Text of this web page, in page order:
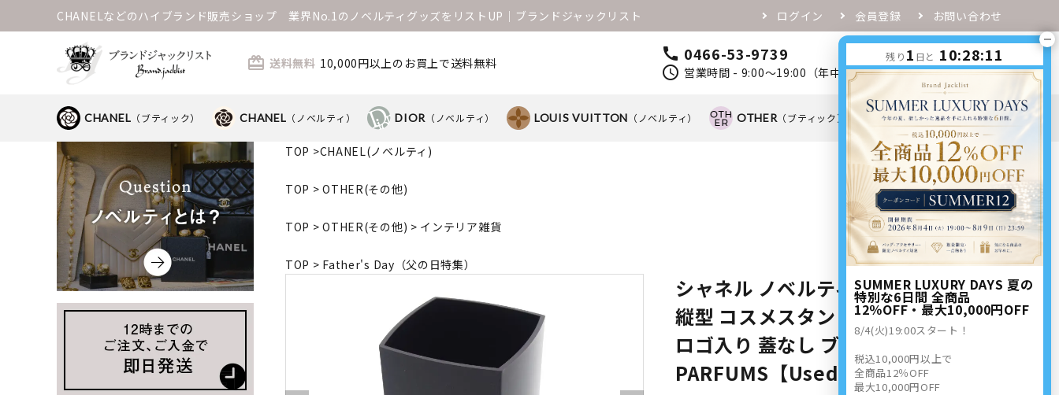
CHANELなどのハイブランド販売ショップ 業界No.1のノベルティグッズをリストUP│ブランドジャックリスト ログイン 会員登録 お問い合わせ
card_giftcard 送料無料 10,000円以上のお買上で送料無料 call 0466-53-9739
schedule 営業時間 - 9:00～19:00（年中無休） favorite person 0
shopping_cart
CHANEL （ブティック） CHANEL （ノベルティ） DIOR （ノベルティ） LOUIS VUITTON （ノベルティ） OTHER （ブティック） OTHER（ノベルティ）
TOP >CHANEL(ノベルティ)
TOP > OTHER(その他)
TOP > OTHER(その他) > インテリア雑貨
TOP > Father's Day（父の日特集）
シャネル ノベルティ アクリルケース
縦型 コスメスタンド 小物入れ 底部分
ロゴ入り 蓋なし ブラック CHANEL
PARFUMS【Used 開封品】
残り 1 日と 10:28:10
SUMMER LUXURY DAYS 夏の
特別な6日間 全商品
12％OFF・最大10,000円OFF
8/4(火)19:00スタート！
税込10,000円以上で
全商品12％OFF
最大10,000円OFF